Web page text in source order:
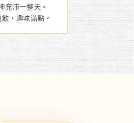
充沛一整天。
，趣味滿點。